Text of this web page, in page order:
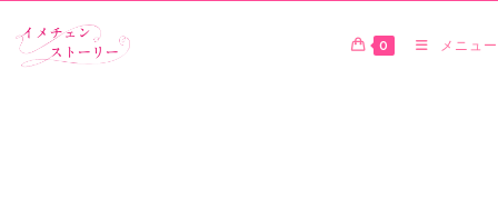
0 メニュー